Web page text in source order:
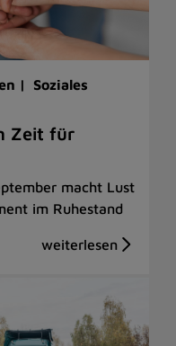
| Soziales
Zeit für
macht Lust
im Ruhestand